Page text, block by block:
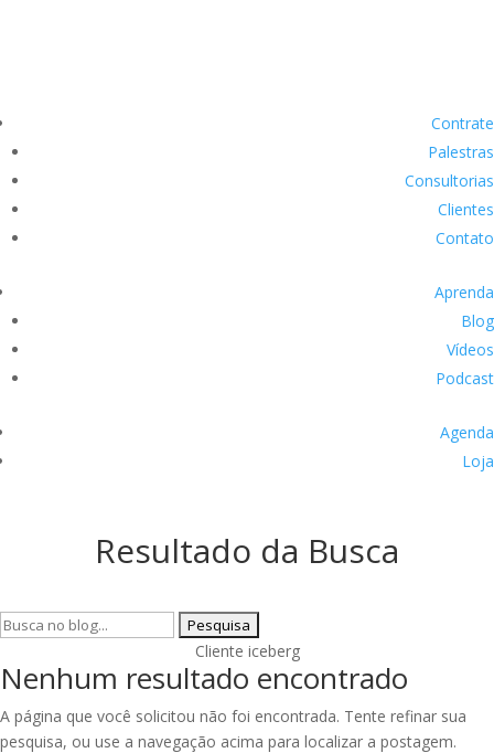
Contrate
Palestras
Consultorias
Clientes
Contato
Aprenda
Blog
Vídeos
Podcast
Agenda
Loja
Resultado da Busca
Pesquisar
Cliente iceberg
Nenhum resultado encontrado
A página que você solicitou não foi encontrada. Tente refinar sua
pesquisa, ou use a navegação acima para localizar a postagem.